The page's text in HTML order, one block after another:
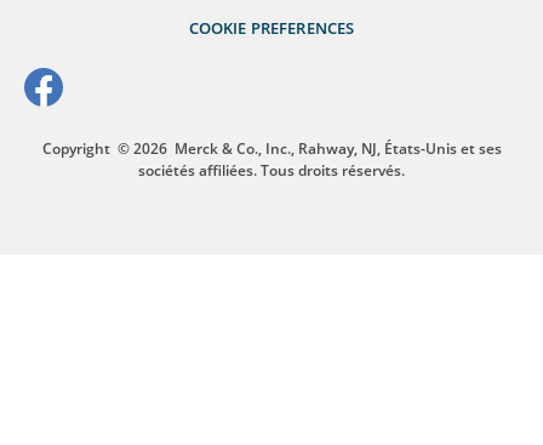
COOKIE PREFERENCES
Copyright © 2026 Merck & Co., Inc., Rahway, NJ, États-Unis et ses
sociétés affiliées. Tous droits réservés.